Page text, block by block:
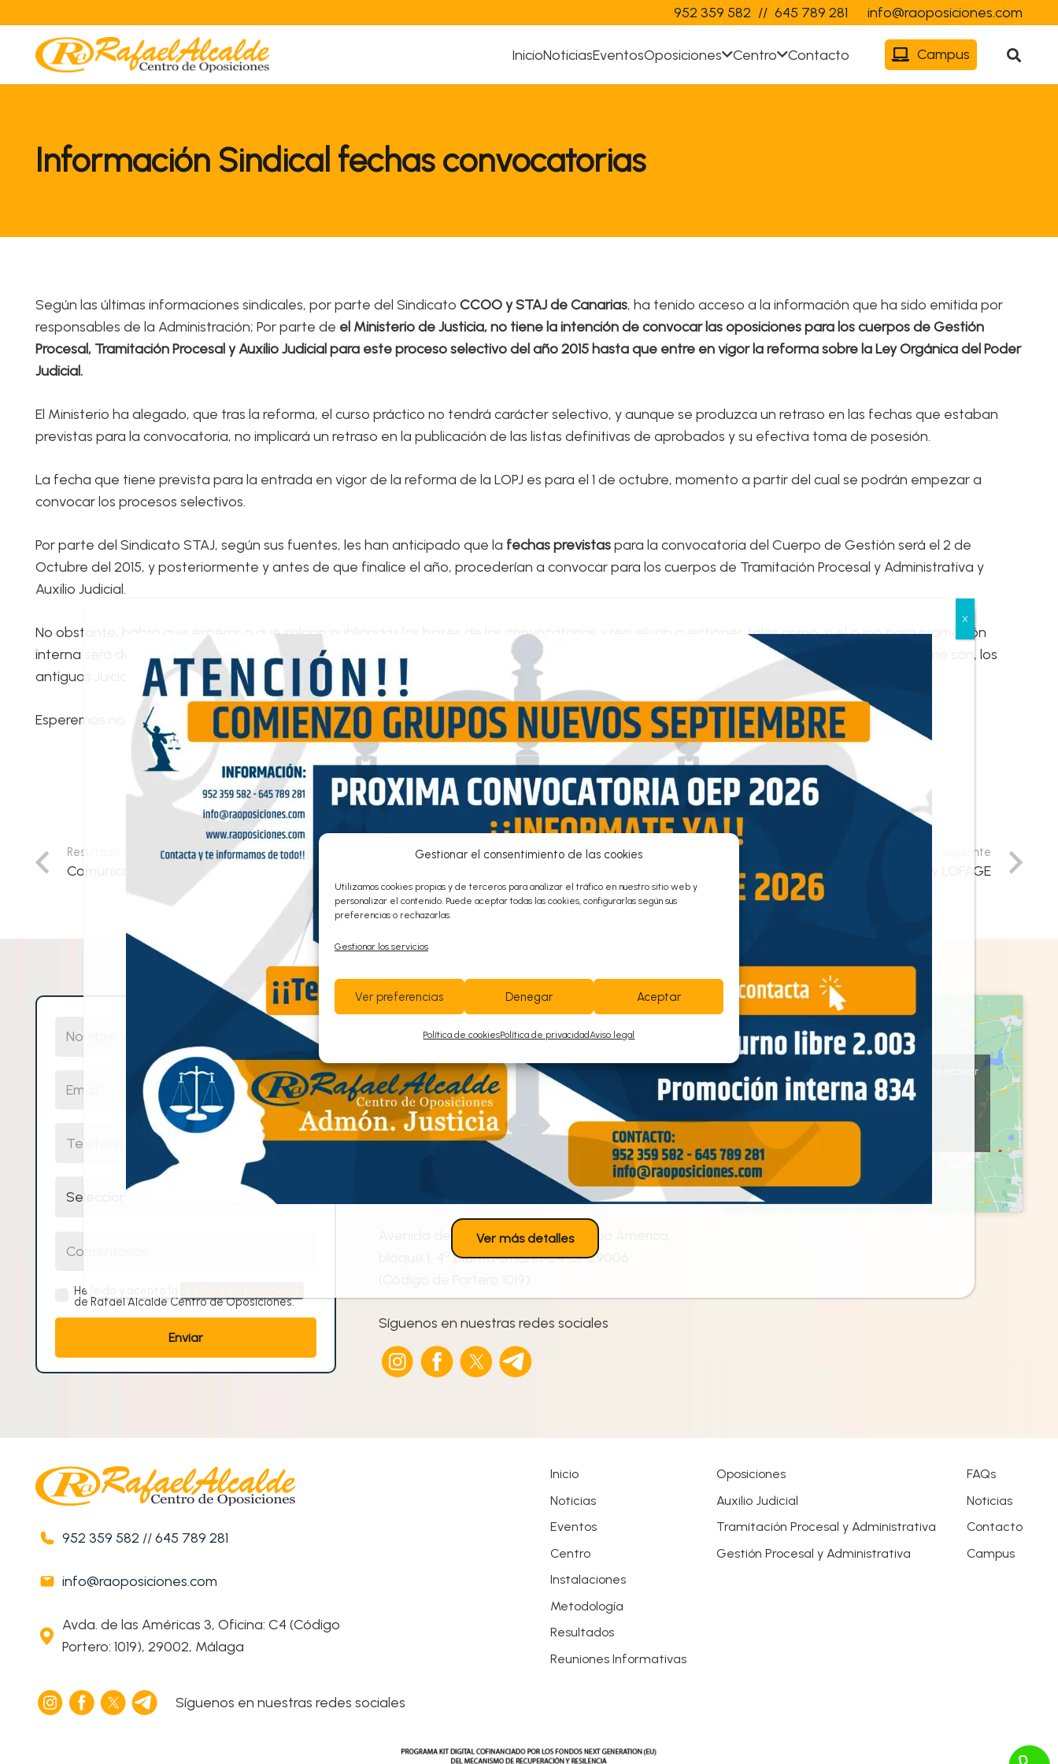
Gestionar el consentimiento de las cookies
Utilizamos cookies propias y de terceros para analizar el tráfico en nuestro sitio web y
personalizar el contenido. Puede aceptar todas las cookies, configurarlas según sus
preferencias o rechazarlas.
Gestionar los servicios
Aceptar
Denegar
Ver preferencias
Política de cookiesPolítica de privacidadAviso legal
952 359 582 // 645 789 281 info@raoposiciones.com
InicioNoticiasEventosOposiciones Centro Contacto Campus
Información Sindical fechas convocatorias
Según las últimas informaciones sindicales, por parte del Sindicato CCOO y STAJ de Canarias, ha tenido acceso a la información que ha sido emitida por
responsables de la Administración; Por parte de el Ministerio de Justicia, no tiene la intención de convocar las oposiciones para los cuerpos de Gestión
Procesal, Tramitación Procesal y Auxilio Judicial para este proceso selectivo del año 2015 hasta que entre en vigor la reforma sobre la Ley Orgánica del Poder
Judicial.
El Ministerio ha alegado, que tras la reforma, el curso práctico no tendrá carácter selectivo, y aunque se produzca un retraso en las fechas que estaban
previstas para la convocatoria, no implicará un retraso en la publicación de las listas definitivas de aprobados y su efectiva toma de posesión.
La fecha que tiene prevista para la entrada en vigor de la reforma de la LOPJ es para el 1 de octubre, momento a partir del cual se podrán empezar a
convocar los procesos selectivos.
Por parte del Sindicato STAJ, según sus fuentes, les han anticipado que la fechas previstaspara la convocatoria del Cuerpo de Gestión será el 2 de
Octubre del 2015, y posteriormente y antes de que finalice el año, procederían a convocar para los cuerpos de Tramitación Procesal y Administrativa y
Auxilio Judicial.
No obstante, habrá que esperar a que salgan publicadas las bases de las convocatorias y resuelvan cuestiones tales como, si el cupo para promoción
interna será del 50% o será del 30% como establece la nueva LOPJ; y también, las modificaciones que deberán efectuarse en los temarios como son, los
antiguos Juicios de Faltas, Registro Civil y Jurisdicción Voluntaria.
Esperemos noticias y seguiremos informando.
Resultado anterior
Comunicado JpD petición creación nuevos Juzgados
Resultado siguiente
Reforma Contencioso-Administrativo y LOFAGE
Selecciona un cuerpo
He leído y acepto la
de Rafael Alcalde Centro de Oposiciones.
Contacta con
nosotros ¡Te
ayudamos!
+34 645 789 281
Avenida de las Américas No 3, Edificio América;
planta Oficina C4 CP 29006
Síguenos en nuestras redes sociales
Haz clic en «Estoy de acuerdo» para activar
Google maps
Estoy de acuerdo
952 359 582 //645 789 281
info@raoposiciones.com
Avda. de las Américas 3, Oficina: C4 (Código
Portero: 1019), 29002, Málaga
Síguenos en nuestras redes sociales
Inicio
Noticias
Eventos
Centro
Instalaciones
Metodología
Resultados
Reuniones Informativas
Oposiciones
Auxilio Judicial
Tramitación Procesal y Administrativa
Gestión Procesal y Administrativa
FAQs
Noticias
Contacto
Campus
Ver más detalles